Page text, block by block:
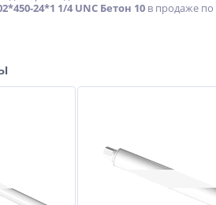
24*1 1/4 UNC Бетон 10 в продаже по